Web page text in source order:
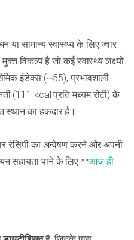
या सामान्य स्वास्थ्य के लिए ज्वार
विकल्प है जो कई स्वास्थ्य लक्ष्यों
इंडेक्स (~55), प्रभावशाली
(111 kcal प्रति मध्यम रोटी) के
स्थान का हकदार है।
रेसिपी का अन्वेषण करने और अपनी
सहायता पाने के लिए **आज ही